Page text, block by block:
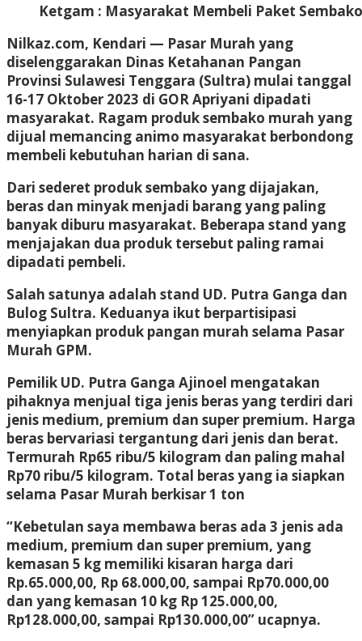
Ketgam : Masyarakat Membeli Paket
Nilkaz.com, Kendari — Pasar Murah yang
diselenggarakan Dinas Ketahanan Pangan
Provinsi Sulawesi Tenggara (Sultra) mulai tanggal
16-17 Oktober 2023 di GOR Apriyani dipadati
masyarakat. Ragam produk sembako murah yang
dijual memancing animo masyarakat berbondong
membeli kebutuhan harian di sana.
Dari sederet produk sembako yang dijajakan,
beras dan minyak menjadi barang yang paling
banyak diburu masyarakat. Beberapa stand yang
menjajakan dua produk tersebut paling ramai
dipadati pembeli.
Salah satunya adalah stand UD. Putra Ganga dan
Bulog Sultra. Keduanya ikut berpartisipasi
menyiapkan produk pangan murah selama Pasar
Murah GPM.
Pemilik UD. Putra Ganga Ajinoel mengatakan
pihaknya menjual tiga jenis beras yang terdiri dari
jenis medium, premium dan super premium. Harga
beras bervariasi tergantung dari jenis dan berat.
Termurah Rp65 ribu/5 kilogram dan paling mahal
Rp70 ribu/5 kilogram. Total beras yang ia siapkan
selama Pasar Murah berkisar 1 ton
“Kebetulan saya membawa beras ada 3 jenis ada
medium, premium dan super premium, yang
kemasan 5 kg memiliki kisaran harga dari
Rp.65.000,00, Rp 68.000,00, sampai Rp70.000,00
dan yang kemasan 10 kg Rp 125.000,00,
Rp128.000,00, sampai Rp130.000,00” ucapnya.